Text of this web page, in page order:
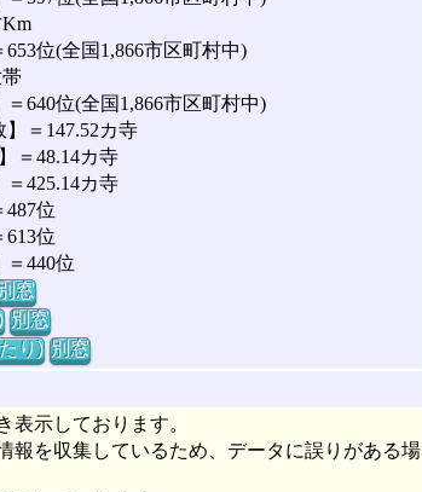
Km
位(全国1,866市区町村中)
640位(全国1,866市区町村中)
】＝147.52カ寺
＝48.14カ寺
＝425.14カ寺
487位
613位
＝440位
窓
別窓
り) 別窓
表示しております。
報を収集しているため、データに誤りがある場